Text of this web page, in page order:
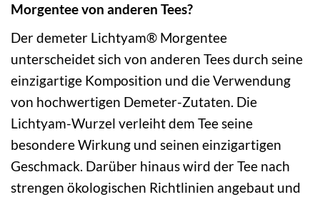
Morgentee von anderen Tees?
Der demeter Lichtyam® Morgentee
unterscheidet sich von anderen Tees durch seine
einzigartige Komposition und die Verwendung
von hochwertigen Demeter-Zutaten. Die
Lichtyam-Wurzel verleiht dem Tee seine
besondere Wirkung und seinen einzigartigen
Geschmack. Darüber hinaus wird der Tee nach
strengen ökologischen Richtlinien angebaut und